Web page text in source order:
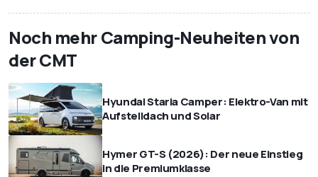
Noch mehr Camping-Neuheiten von
der CMT
Hyundai Staria Camper: Elektro-Van mit
Aufstelldach und Solar
Hymer GT-S (2026): Der neue Einstieg
in die Premiumklasse